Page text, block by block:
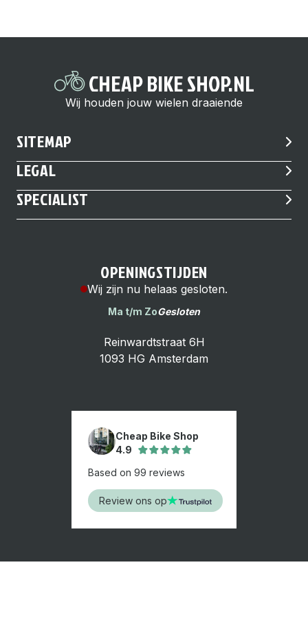
CHEAP BIKE SHOP.NL
Wij houden jouw wielen draaiende
SITEMAP
LEGAL
SPECIALIST
Cheap Bike Shop
4.9
Based on 99 reviews
Review ons op
OPENINGSTIJDEN
Wij zijn nu helaas gesloten.
Ma t/m ZoGesloten
Reinwardtstraat 6H
1093 HG Amsterdam